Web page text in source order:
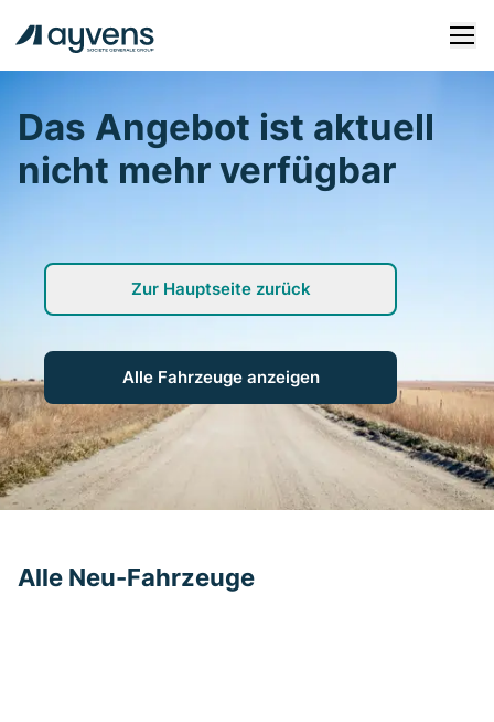
Fahrzeugangebote
Leasing
Login
FAQ
Services
Das Angebot ist aktuell
nicht mehr verfügbar
Zur Hauptseite zurück
Alle Fahrzeuge anzeigen
Alle Neu-Fahrzeuge